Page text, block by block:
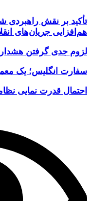
تأکید بر نقش راهبردی
هم‌افزایی جریان‌های
لزوم جدی گرفتن هشدار
سفارت انگلیس؛ یک
احتمال قدرت نمایی